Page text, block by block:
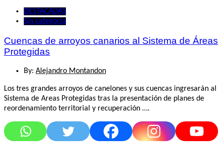
DESTACADAS
Sin categoría
Cuencas de arroyos canarios al Sistema de Áreas
Protegidas
By: Alejandro Montandon
Los tres grandes arroyos de canelones y sus cuencas ingresarán al
Sistema de Areas Protegidas tras la presentación de planes de
reordenamiento territorial y recuperación ….